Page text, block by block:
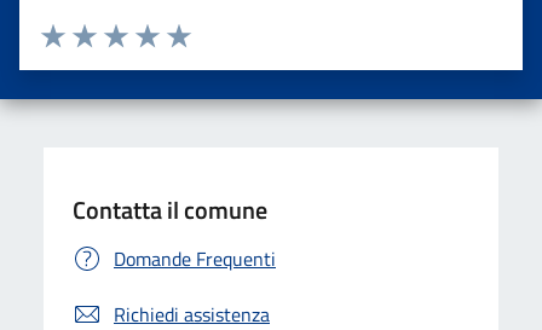
Valuta da 1 a 5 stelle la pagina
Valuta 5 stelle su 5
Valuta 4 stelle su 5
Valuta 3 stelle su 5
Valuta 2 stelle su 5
Valuta una stella su 5
Contatta il comune
Domande Frequenti
Richiedi assistenza